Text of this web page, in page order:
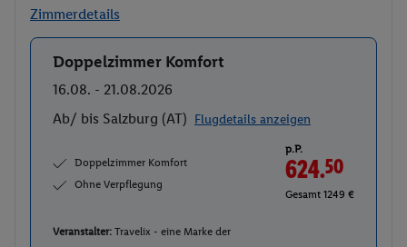
Zimmerdetails
Buchen
Doppelzimmer Komfort
16.08. - 21.08.2026
Ab/ bis Salzburg (AT) Flugdetails anzeigen
Doppelzimmer Komfort
Ohne Verpflegung
p.P.
624.50
Gesamt 1249 €
Veranstalter: Travelix - eine Marke der